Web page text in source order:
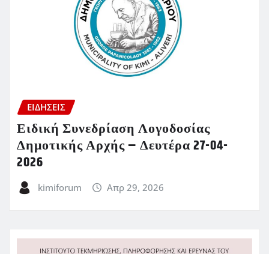
ΕΙΔΗΣΕΙΣ
Ειδική Συνεδρίαση Λογοδοσίας
Δημοτικής Αρχής – Δευτέρα 27-04-
2026
kimiforum Απρ 29, 2026